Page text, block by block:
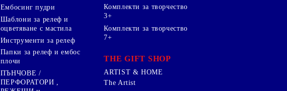
Ембосинг пудри
Шаблони за релеф и
оцветяване с мастила
Инструменти за релеф
Папки за релеф и ембос
плочи
ПЪНЧОВЕ /
ПЕРФОРАТОРИ ,
Комплекти за творчество
3+
Комплекти за творчество
7+
THE GIFT SHOP
ARTIST & HOME
The Artist